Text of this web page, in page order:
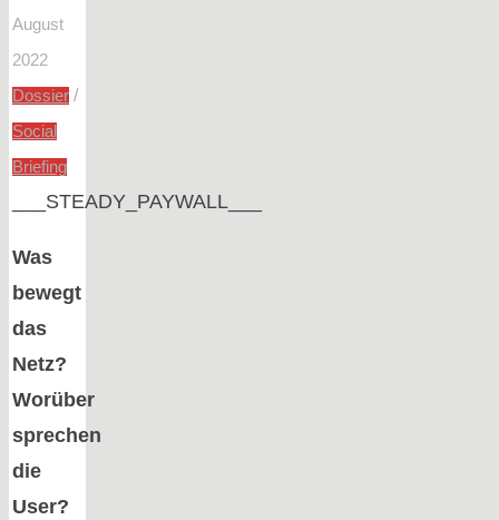
August
2022
Dossier/
Social
Briefing
___STEADY_PAYWALL___
Was
bewegt
das
Netz?
Worüber
sprechen
die
User?